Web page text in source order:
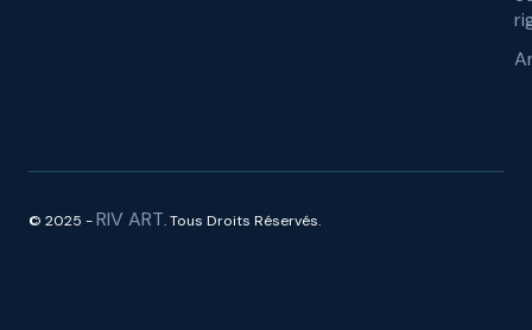
© 2025 -RIV ART. Tous Droits Réservés.